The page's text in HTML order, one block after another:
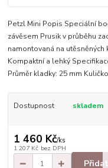
Petzl Mini Popis Speciální
závěsem Prusik v průběhu
namontovaná na
Kompaktní a lehký
Průměr kladky: 25 mm
Dostupnost skladem
1 460 Kč/ks
1 207 Kč bez DPH